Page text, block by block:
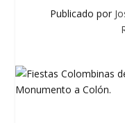
Publicado por